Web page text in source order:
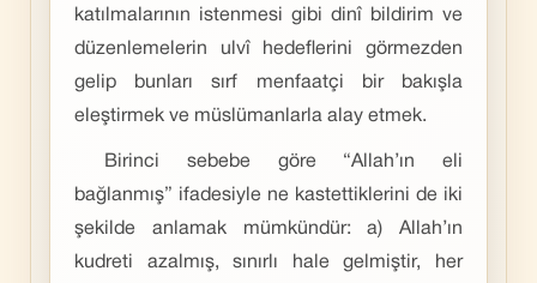
katılmalarının istenmesi gibi dinî bildirim ve
düzenlemelerin ulvî hedeflerini görmezden
gelip bunları sırf menfaatçi bir bakışla
eleştirmek ve müslümanlarla alay etmek.
Birinci sebebe göre “Allah’ın eli
bağlanmış” ifadesiyle ne kastettiklerini de iki
şekilde anlamak mümkündür: a) Allah’ın
kudreti azalmış, sınırlı hale gelmiştir, her